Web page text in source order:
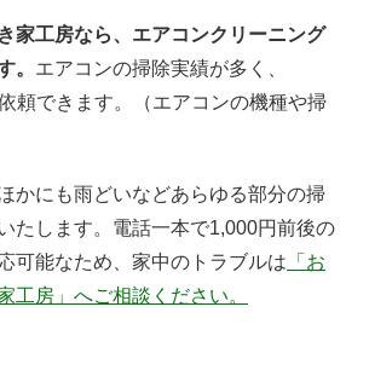
家工房なら、エアコンクリーニング
。 エアコンの掃除実績が多く、
頼できます。（エアコンの機種や掃
かにも雨どいなどあらゆる部分の掃
たします。電話一本で1,000円前後の
可能なため、家中のトラブルは 「お
工房」へご相談ください。